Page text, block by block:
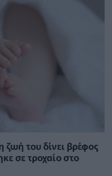
του δίνει βρέφος
σε τροχαίο στο